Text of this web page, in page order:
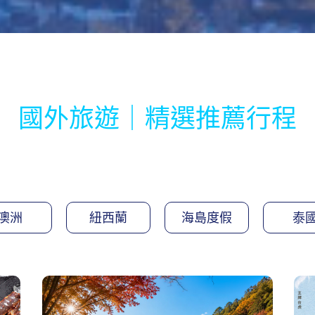
國外旅遊｜精選推薦行程
洲 紐西蘭 海島度假 泰